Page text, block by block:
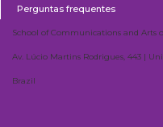
Perguntas frequentes
School of Communications and Arts
Av. Lúcio Martins Rodrigues, 443 |
Brazil